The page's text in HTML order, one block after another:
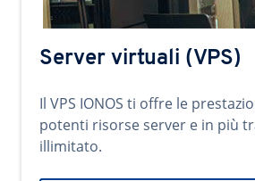
Server virtuali (VPS)
Il VPS IONOS ti offre le
potenti risorse server e in più
illimitato.